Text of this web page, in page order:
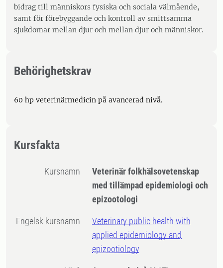
bidrag till människors fysiska och sociala välmående,
samt för förebyggande och kontroll av smittsamma
sjukdomar mellan djur och mellan djur och människor.
Behörighetskrav
60 hp veterinärmedicin på avancerad nivå.
Kursfakta
Kursnamn
Veterinär folkhälsovetenskap
med tillämpad epidemiologi och
epizootologi
Engelsk kursnamn
Veterinary public health with
applied epidemiology and
epizootiology